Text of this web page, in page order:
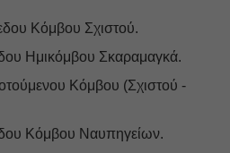
Κόμβου Σχιστού.
Ημικόμβου Σκαραμαγκά.
Κόμβου (Σχιστού -
Κόμβου Ναυπηγείων.